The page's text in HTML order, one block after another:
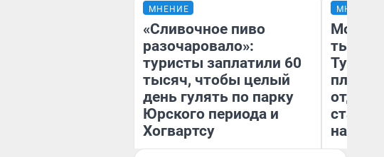
МНЕНИЕ
«Сливочное пиво
разочаровало»:
туристы заплатили 60
тысяч, чтобы целый
день гулять по парку
Юрского периода и
Хогвартсу
МНЕНИЕ
Море и
тысяч
стало